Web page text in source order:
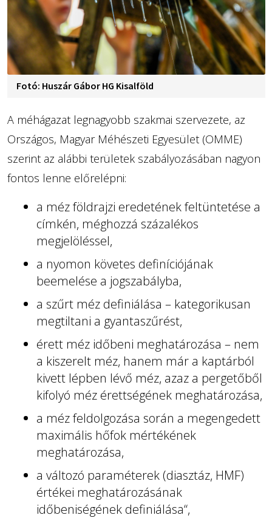
Fotó: Huszár Gábor HG Kisalföld
A méhágazat legnagyobb szakmai szervezete, az
Országos, Magyar Méhészeti Egyesület (OMME)
szerint az alábbi területek szabályozásában nagyon
fontos lenne előrelépni:
a méz földrajzi eredetének feltüntetése a
címkén, méghozzá százalékos
megjelöléssel,
a nyomon követes definíciójának
beemelése a jogszabályba,
a szűrt méz definiálása – kategorikusan
megtiltani a gyantaszűrést,
érett méz időbeni meghatározása – nem
a kiszerelt méz, hanem már a kaptárból
kivett lépben lévő méz, azaz a pergetőből
kifolyó méz érettségének meghatározása,
a méz feldolgozása során a megengedett
maximális hőfok mértékének
meghatározása,
a változó paraméterek (diasztáz, HMF)
értékei meghatározásának
időbeniségének definiálása“,